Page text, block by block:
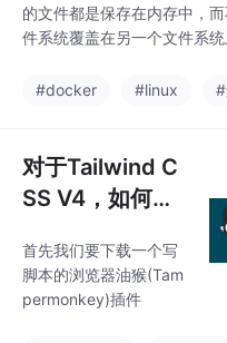
的文件都是保存在内存中，
件系统覆盖在另一个文件系
命令清理得更加彻底，可以
#docker #linux
对于Tailwind C
SS V4，如何在
使用 Tailwind C
SS Intellisens
首先我们要下载一个写
脚本的浏览器油猴(Tam
permonkey)插件